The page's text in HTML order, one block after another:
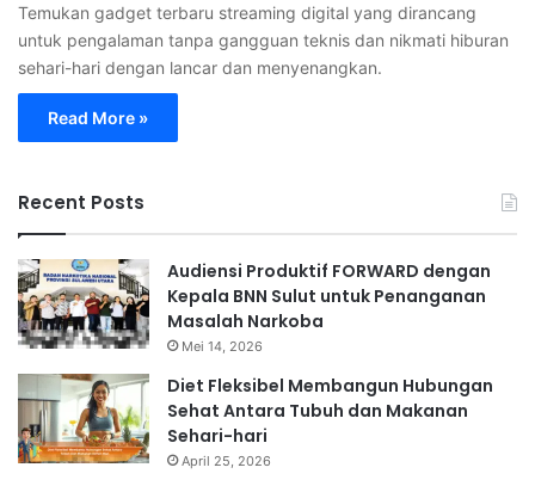
Temukan gadget terbaru streaming digital yang dirancang
untuk pengalaman tanpa gangguan teknis dan nikmati hiburan
sehari-hari dengan lancar dan menyenangkan.
Read More »
Recent Posts
Audiensi Produktif FORWARD dengan
Kepala BNN Sulut untuk Penanganan
Masalah Narkoba
Mei 14, 2026
Diet Fleksibel Membangun Hubungan
Sehat Antara Tubuh dan Makanan
Sehari-hari
April 25, 2026